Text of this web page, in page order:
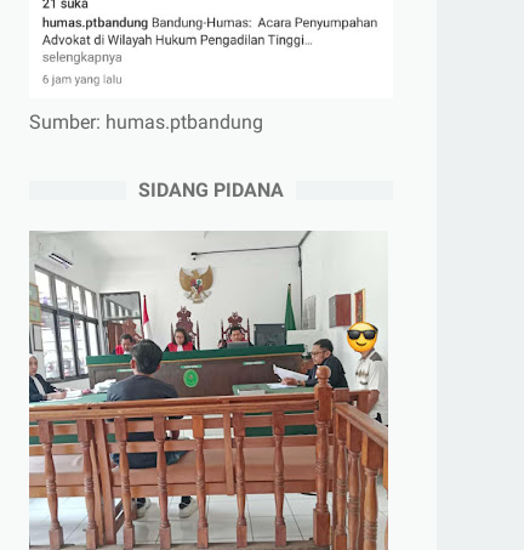
Sumber: humas.ptbandung
SIDANG PIDANA